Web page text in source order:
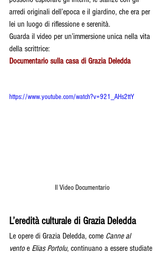
arredi originali dell’epoca e il giardino, che era per
lei un luogo di riflessione e serenità.
Guarda il video per un’immersione unica nella vita
della scrittrice:
Documentario sulla casa di Grazia Deledda
https://www.youtube.com/watch?v=921_AHs2ttY
Il Video Documentario
L’eredità culturale di Grazia Deledda
Le opere di Grazia Deledda, come Canne al
vento e Elias Portolu, continuano a essere studiate